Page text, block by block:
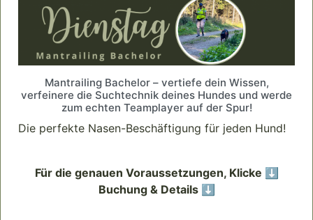
Mantrailing Bachelor – vertiefe dein Wissen,
verfeinere die Suchtechnik deines Hundes und werde
zum echten Teamplayer auf der Spur!
Die perfekte Nasen-Beschäftigung für jeden Hund!
Für die genauen Voraussetzungen, Klicke ⬇️
Buchung & Details ⬇️